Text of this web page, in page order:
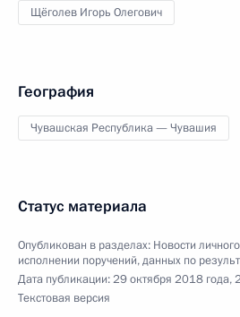
Щёголев Игорь Олегович
География
Чувашская Республика — Чувашия
Статус материала
Опубликован в разделах: Новости
исполнении поручений, данных по
Дата публикации:29 октября 2018 года,
Текстовая версия